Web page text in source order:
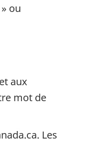
ou
aux
mot de
Les